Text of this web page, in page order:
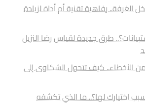
الغرفة.. رفاهية تقنية أم أداة لزيادة
طرق جديدة لقياس رضا النزيل
من الأخطاء.. كيف تتحول الشكاوى إلى
اختيارك لها؟.. ما الذي تكشفه